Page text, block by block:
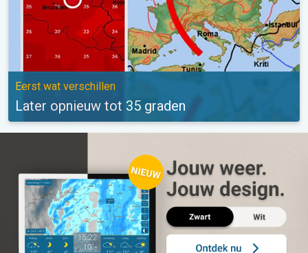
Eerst wat verschillen
Later opnieuw tot 35 graden